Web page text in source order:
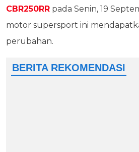
CBR250RR pada Senin, 19
motor supersport ini
perubahan.